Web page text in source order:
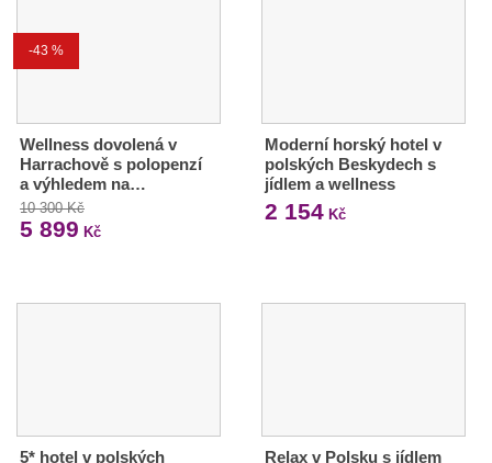
-43 %
Wellness dovolená v
Harrachově s polopenzí
a výhledem na…
10 300 Kč
5 899 Kč
Moderní horský hotel v
polských Beskydech s
jídlem a wellness
2 154Kč
5* hotel v polských
Relax v Polsku s jídlem